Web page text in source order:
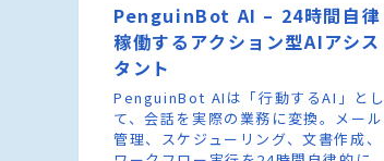
PenguinBot AI – 24時間自律
稼働するアクション型AIアシス
タント
PenguinBot AIは「行動するAI」とし
て、会話を実際の業務に変換。メール
管理、スケジューリング、文書作成、